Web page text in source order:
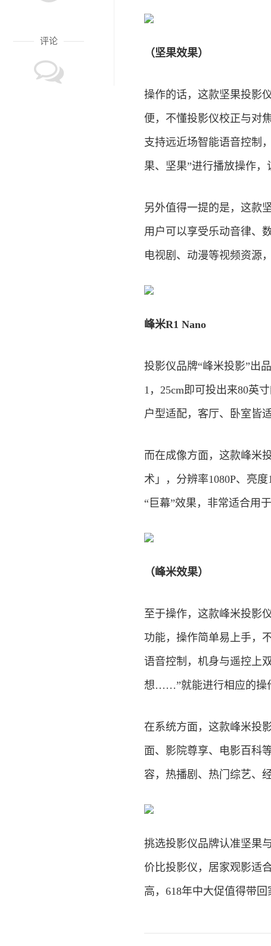
评论
（坚果效果）
操作的话，这款坚果投影
便，不懂投影仪校正与对
支持远近场智能语音控制
果、坚果”进行播放操作，
另外值得一提的是，这款
用户可以享受乐动音律、
电视剧、动漫等视频资源
峰米R1 Nano
投影仪品牌“峰米投影”出
1，25cm即可投出来80英
户型适配，客厅、卧室皆适
而在成像方面，这款峰米
术」，分辨率1080P、亮
“巨幕”效果，非常适合用
（峰米效果）
至于操作，这款峰米投影
功能，操作简单易上手，
语音控制，机身与遥控上
想……”就能进行相应的操
在系统方面，这款峰米投
面、影院尊享、电影百科
容，热播剧、热门综艺、
挑选投影仪品牌认准坚果
价比投影仪，居家观影适
高，618年中大促值得带回